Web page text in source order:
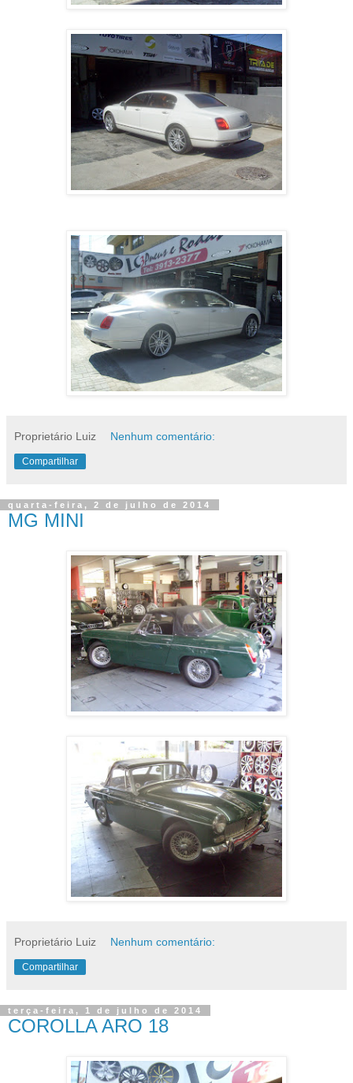
Proprietário Luiz Nenhum comentário:
Compartilhar
quarta-feira, 2 de julho de 2014
MG MINI
Proprietário Luiz Nenhum comentário:
Compartilhar
terça-feira, 1 de julho de 2014
COROLLA ARO 18